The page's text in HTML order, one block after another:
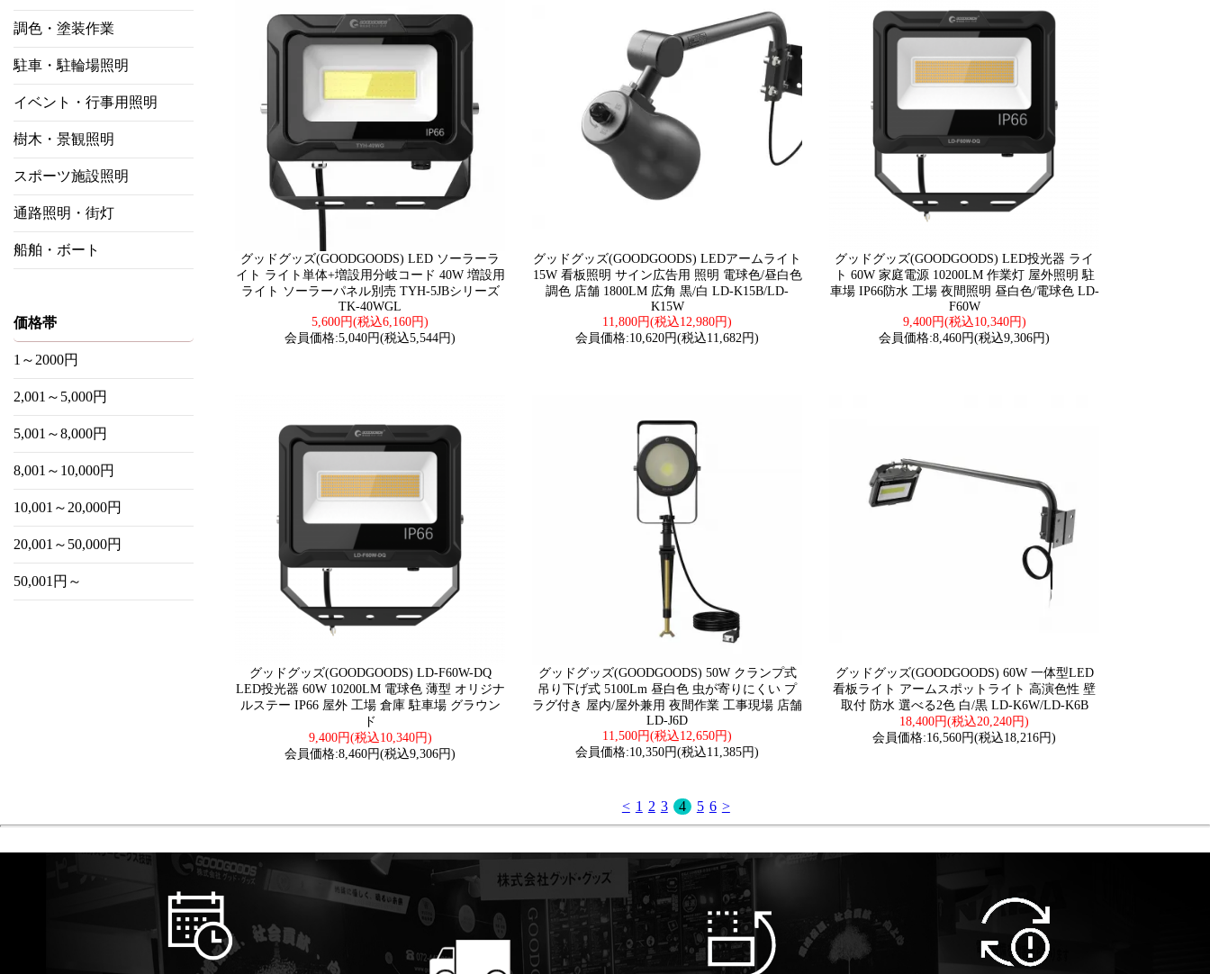
調色・塗装作業
駐車・駐輪場照明
イベント・行事用照明
樹木・景観照明
スポーツ施設照明
通路照明・街灯
船舶・ボート
価格帯
1～2000円
2,001～5,000円
5,001～8,000円
8,001～10,000円
10,001～20,000円
20,001～50,000円
50,001円～
グッドグッズ(GOODGOODS) LED ソーラーラ
イト ライト単体+増設用分岐コード 40W 増設用
ライト ソーラーパネル別売 TYH-5JBシリーズ
TK-40WGL
5,600円(税込6,160円)
会員価格:5,040円(税込5,544円)
グッドグッズ(GOODGOODS) LEDアームライト
15W 看板照明 サイン広告用 照明 電球色/昼白色
調色 店舗 1800LM 広角 黒/白 LD-K15B/LD-
K15W
11,800円(税込12,980円)
会員価格:10,620円(税込11,682円)
グッドグッズ(GOODGOODS) LED投光器 ライ
ト 60W 家庭電源 10200LM 作業灯 屋外照明 駐
車場 IP66防水 工場 夜間照明 昼白色/電球色 LD-
F60W
9,400円(税込10,340円)
会員価格:8,460円(税込9,306円)
グッドグッズ(GOODGOODS) LD-F60W-DQ
LED投光器 60W 10200LM 電球色 薄型 オリジナ
ルステー IP66 屋外 工場 倉庫 駐車場 グラウン
ド
9,400円(税込10,340円)
会員価格:8,460円(税込9,306円)
グッドグッズ(GOODGOODS) 50W クランプ式
吊り下げ式 5100Lm 昼白色 虫が寄りにくい プ
ラグ付き 屋内/屋外兼用 夜間作業 工事現場 店舗
LD-J6D
11,500円(税込12,650円)
会員価格:10,350円(税込11,385円)
グッドグッズ(GOODGOODS) 60W 一体型LED
看板ライト アームスポットライト 高演色性 壁
取付 防水 選べる2色 白/黒 LD-K6W/LD-K6B
18,400円(税込20,240円)
会員価格:16,560円(税込18,216円)
< 1 2 3 4 5 6 >